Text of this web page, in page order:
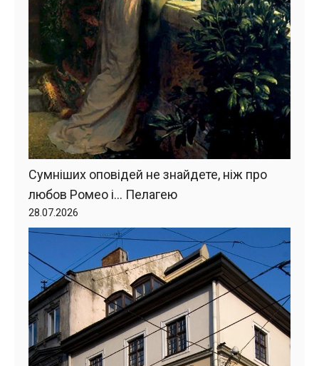
Сумніших оповідей не знайдете, ніж про
любов Ромео і… Пелагею
28.07.2026